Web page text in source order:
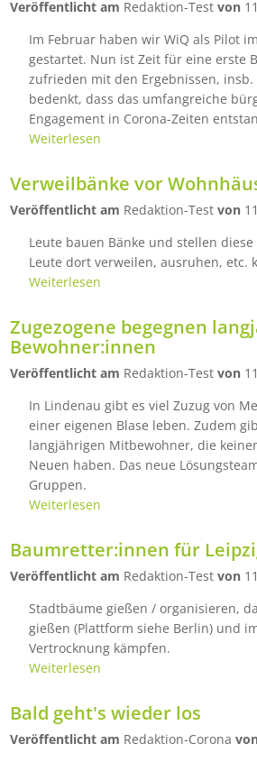
Veröffentlicht am Redaktion-Test von
Im Februar haben wir WiQ als Pilot
gestartet. Nun ist Zeit für eine erste
zufrieden mit den Ergebnissen, insb.
bedenkt, dass das umfangreiche
Engagement in Corona-Zeiten
Weiterlesen
Verweilbänke vor
Veröffentlicht am Redaktion-Test von
Leute bauen Bänke und stellen
Leute dort verweilen, ausruhen, etc.
Weiterlesen
Zugezogene begegnen
Bewohner:innen
Veröffentlicht am Redaktion-Test von
In Lindenau gibt es viel Zuzug von
einer eigenen Blase leben. Zudem
langjährigen Mitbewohner, die
Neuen haben. Das neue
Gruppen.
Weiterlesen
Baumretter:innen für
Veröffentlicht am Redaktion-Test von
Stadtbäume gießen / organisieren,
gießen (Plattform siehe Berlin) und
Vertrocknung kämpfen.
Weiterlesen
Bald geht's wieder los
Veröffentlicht am Redaktion-Corona